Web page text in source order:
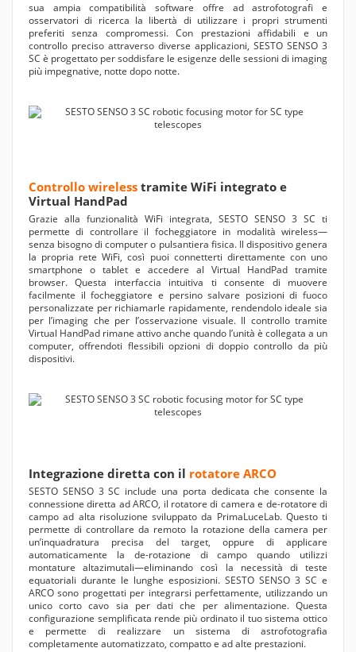
sua ampia compatibilità software offre ad astrofotografi e
osservatori di ricerca la libertà di utilizzare i propri strumenti
preferiti senza compromessi. Con prestazioni affidabili e un
controllo preciso attraverso diverse applicazioni, SESTO SENSO 3
SC è progettato per soddisfare le esigenze delle sessioni di imaging
più impegnative, notte dopo notte.
Controllo wireless tramite WiFi integrato e
Virtual HandPad
Grazie alla funzionalità WiFi integrata, SESTO SENSO 3 SC ti
permette di controllare il focheggiatore in modalità wireless—
senza bisogno di computer o pulsantiera fisica. Il dispositivo genera
la propria rete WiFi, così puoi connetterti direttamente con uno
smartphone o tablet e accedere al Virtual HandPad tramite
browser. Questa interfaccia intuitiva ti consente di muovere
facilmente il focheggiatore e persino salvare posizioni di fuoco
personalizzate per richiamarle rapidamente, rendendolo ideale sia
per l’imaging che per l’osservazione visuale. Il controllo tramite
Virtual HandPad rimane attivo anche quando l’unità è collegata a un
computer, offrendoti flessibili opzioni di doppio controllo da più
dispositivi.
Integrazione diretta con il rotatore ARCO
SESTO SENSO 3 SC include una porta dedicata che consente la
connessione diretta ad ARCO, il rotatore di camera e de-rotatore di
campo ad alta risoluzione sviluppato da PrimaLuceLab. Questo ti
permette di controllare da remoto la rotazione della camera per
un’inquadratura precisa del target, oppure di applicare
automaticamente la de-rotazione di campo quando utilizzi
montature altazimutali—eliminando così la necessità di teste
equatoriali durante le lunghe esposizioni. SESTO SENSO 3 SC e
ARCO sono progettati per integrarsi perfettamente, utilizzando un
unico corto cavo sia per dati che per alimentazione. Questa
configurazione semplificata rende più ordinato il tuo sistema ottico
e permette di realizzare un sistema di astrofotografia
completamente automatizzato, compatto e ad alte prestazioni.